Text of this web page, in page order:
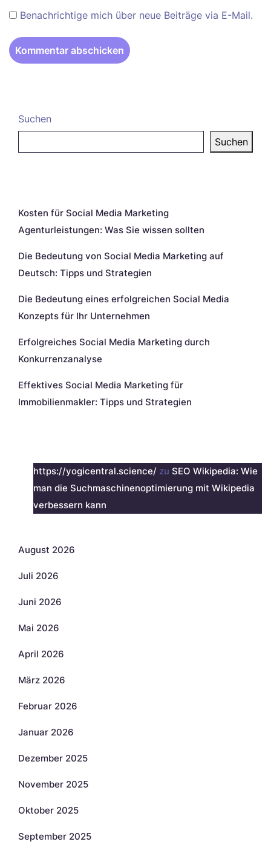
Benachrichtige mich über neue Beiträge via E-Mail.
Suchen
Suchen
Kosten für Social Media Marketing
Agenturleistungen: Was Sie wissen sollten
Die Bedeutung von Social Media Marketing auf
Deutsch: Tipps und Strategien
Die Bedeutung eines erfolgreichen Social Media
Konzepts für Ihr Unternehmen
Erfolgreiches Social Media Marketing durch
Konkurrenzanalyse
Effektives Social Media Marketing für
Immobilienmakler: Tipps und Strategien
https://yogicentral.science/ zu SEO Wikipedia: Wie
man die Suchmaschinenoptimierung mit Wikipedia
verbessern kann
August 2026
Juli 2026
Juni 2026
Mai 2026
April 2026
März 2026
Februar 2026
Januar 2026
Dezember 2025
November 2025
Oktober 2025
September 2025